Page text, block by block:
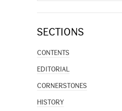
SECTIONS
CONTENTS
EDITORIAL
CORNERSTONES
HISTORY